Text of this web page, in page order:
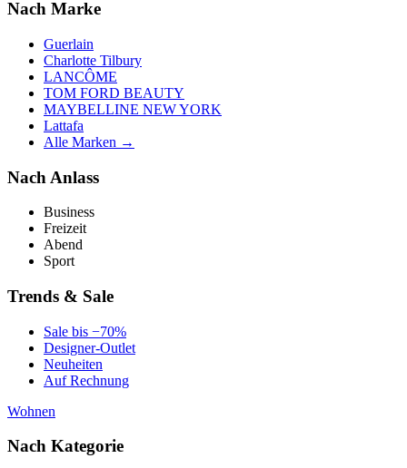
Nach Marke
Guerlain
Charlotte Tilbury
LANCÔME
TOM FORD BEAUTY
MAYBELLINE NEW YORK
Lattafa
Alle Marken →
Nach Anlass
Business
Freizeit
Abend
Sport
Trends & Sale
Sale bis −70%
Designer-Outlet
Neuheiten
Auf Rechnung
Wohnen
Nach Kategorie